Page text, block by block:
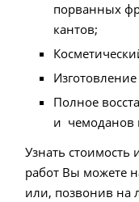
порванных
кантов;
Полное
и чемоданов
Узнать
работ Вы можете
или, позвонив на